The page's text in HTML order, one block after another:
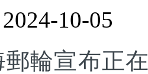
10-05
輪宣布正